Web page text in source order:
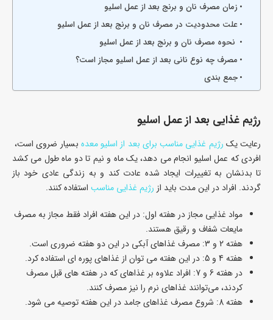
زمان مصرف نان و برنج بعد از عمل اسلیو
علت محدودیت در مصرف نان و برنج بعد از عمل اسلیو
نحوه مصرف نان و برنج بعد از عمل اسلیو
مصرف چه نوع نانی بعد از عمل اسلیو مجاز است؟
جمع بندی
رژیم غذایی بعد از عمل اسلیو
رعایت یک رژیم غذایی مناسب برای بعد از اسلیو معده بسیار ضروی است،
افردی که عمل اسلیو انجام می دهد، یک ماه و نیم تا دو ماه طول می کشد
تا بدنشان به تغییرات ایجاد شده عادت کند و به زندگی عادی خود باز
گردند. افراد در این مدت باید از رژیم غذایی مناسب استفاده کنند.
مواد غذایی مجاز در هفته اول: در این هفته افراد فقط مجاز به مصرف
مایعات شفاف و رقیق هستند.
هفته 2 و 3: مصرف غذاهای آبکی در این دو هفته ضروری است.
هفته 4 و 5: در این هفته می توان از غذاهای پوره ای استفاده کرد.
در هفته 6 و 7: افراد علاوه بر غذاهای که در هفته های قبل مصرف
کردند، می‌توانند غذاهای نرم را نیز مصرف کنند.
هفته 8: شروع مصرف غذاهای جامد در این هفته توصیه می شود.